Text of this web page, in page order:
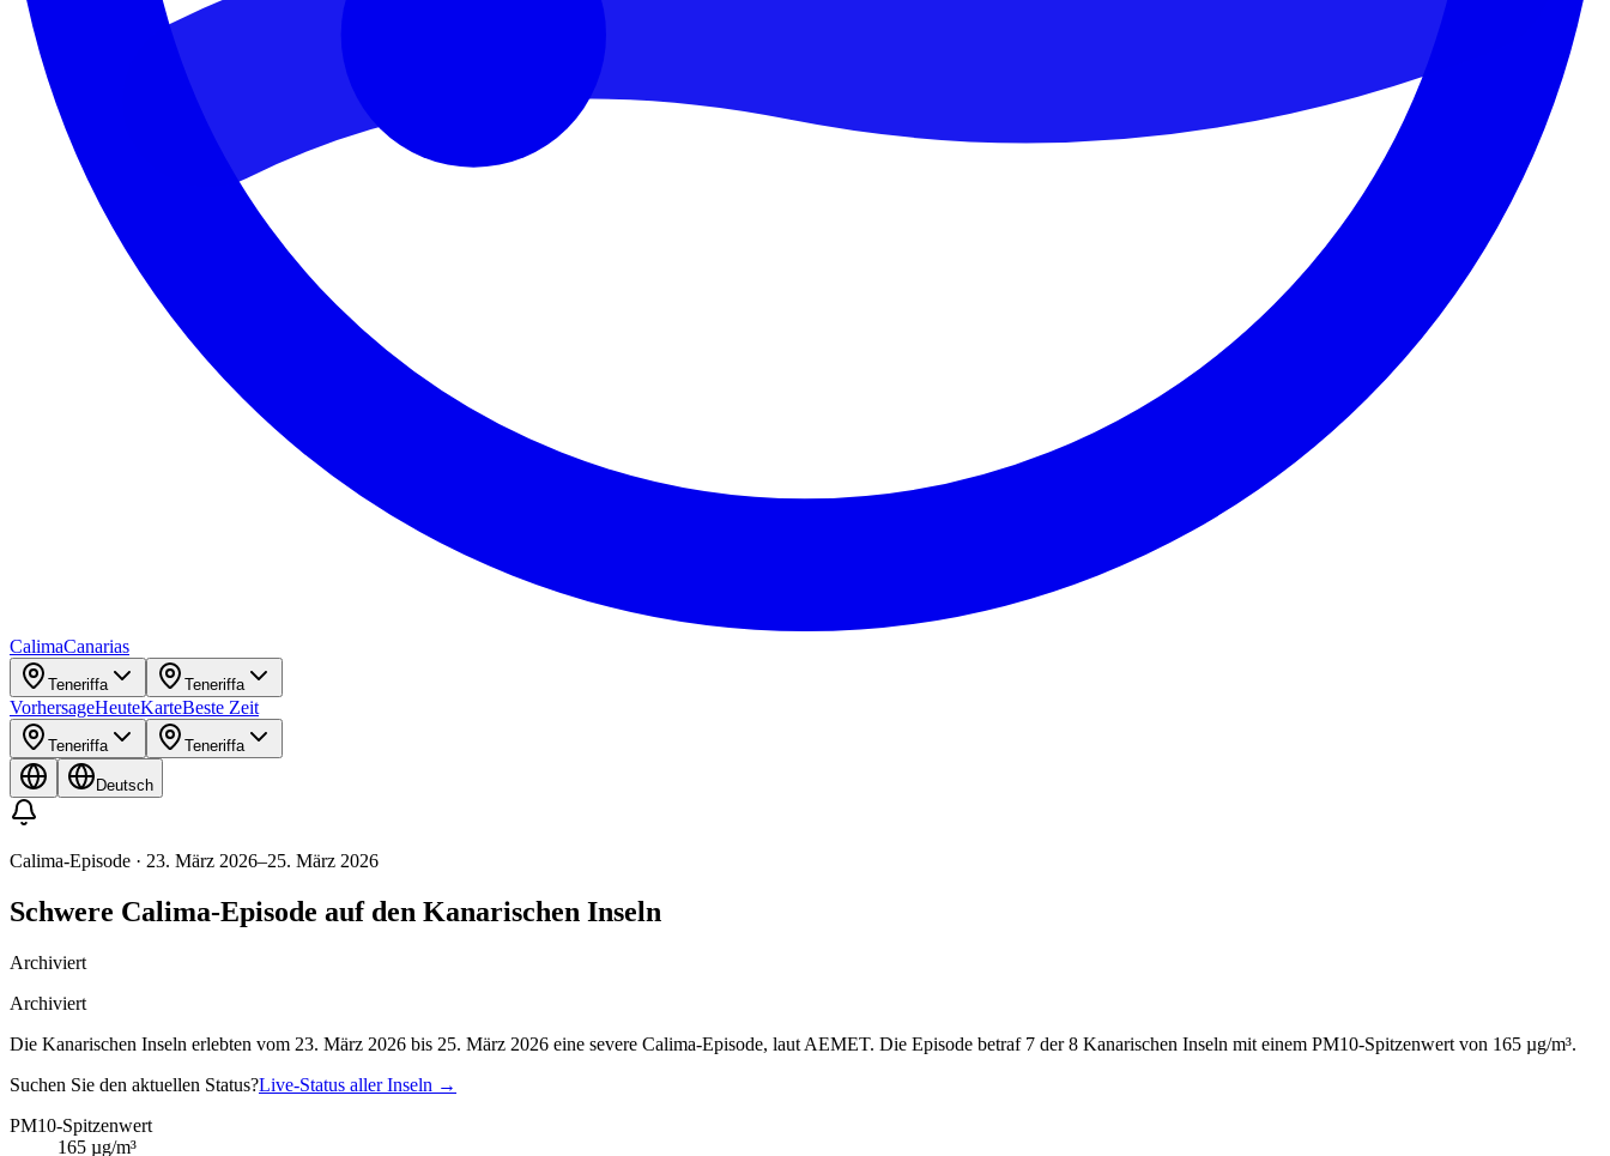
CalimaCanarias
Teneriffa Teneriffa
VorhersageHeuteKarteBeste Zeit
Teneriffa Teneriffa
Deutsch
Calima-Episode · 23. März 2026–25. März 2026
Schwere Calima-Episode auf den Kanarischen Inseln
Archiviert
Archiviert
Die Kanarischen Inseln erlebten vom 23. März 2026 bis 25. März 2026 eine severe Calima-Episode, laut AEMET. Die Episode betraf 7 der 8 Kanarischen Inseln mit einem PM10-Spitzenwert von 165 µg/m³.
Suchen Sie den aktuellen Status?Live-Status aller Inseln →
PM10-Spitzenwert
165 µg/m³